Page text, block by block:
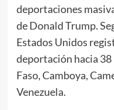
deportaciones
de Donald Trump.
Estados Unidos
deportación hacia
Faso, Camboya,
Venezuela.